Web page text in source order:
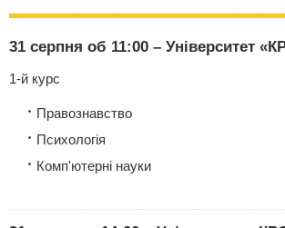
31 серпня об 11:00 – Університет
1-й курс
Правознавство
Психологія
Комп'ютерні науки